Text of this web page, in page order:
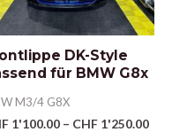
DK-Style
für BMW G8x
M3/4 G8X
1'100.00 – CHF 1'250.00